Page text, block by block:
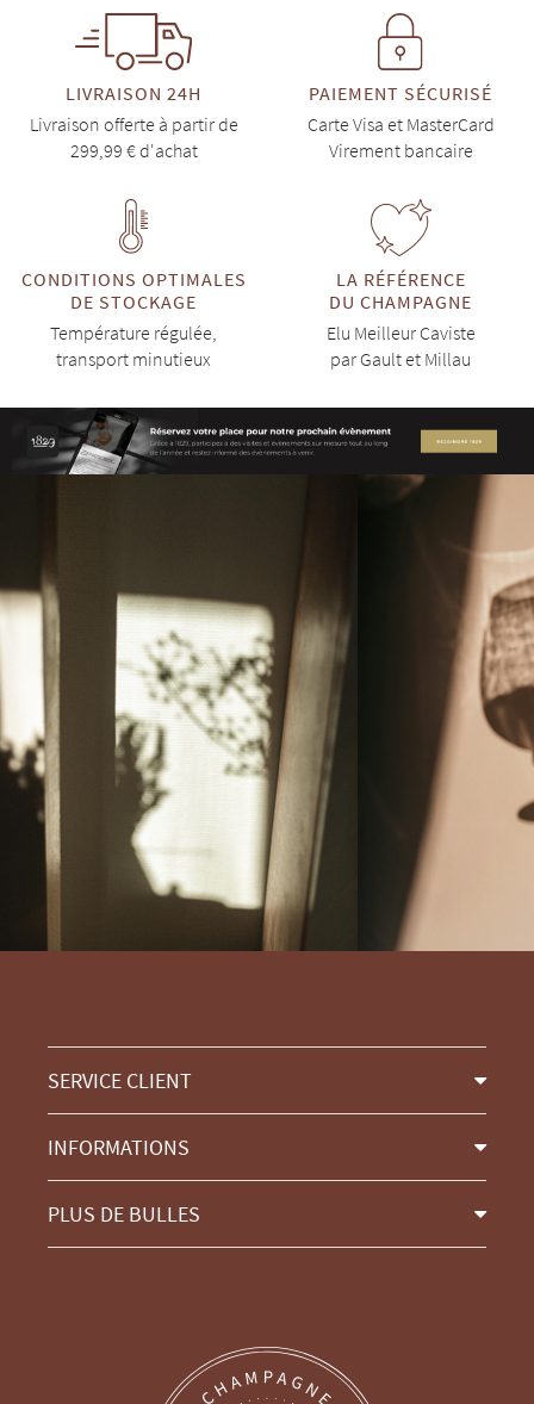
LIVRAISON 24H
Livraison offerte à partir de
299,99 € d'achat
PAIEMENT SÉCURISÉ
Carte Visa et MasterCard
Virement bancaire
CONDITIONS OPTIMALES
DE STOCKAGE
Température régulée,
transport minutieux
LA RÉFÉRENCE
DU CHAMPAGNE
Elu Meilleur Caviste
par Gault et Millau
SERVICE CLIENT
INFORMATIONS
PLUS DE BULLES